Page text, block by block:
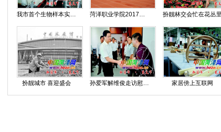
我市首个生物样本实验室即将投入使用 菏泽职业学院2017级新生开学典礼暨军训动员大会隆重举行 扮靓林交会忙在花丛
扮靓城市 喜迎盛会 孙爱军解维俊走访慰问教师代表 家居傍上互联网